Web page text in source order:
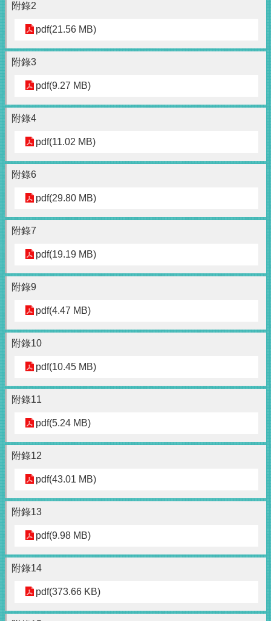
附錄2
pdf(21.56 MB)
附錄3
pdf(9.27 MB)
附錄4
pdf(11.02 MB)
附錄6
pdf(29.80 MB)
附錄7
pdf(19.19 MB)
附錄9
pdf(4.47 MB)
附錄10
pdf(10.45 MB)
附錄11
pdf(5.24 MB)
附錄12
pdf(43.01 MB)
附錄13
pdf(9.98 MB)
附錄14
pdf(373.66 KB)